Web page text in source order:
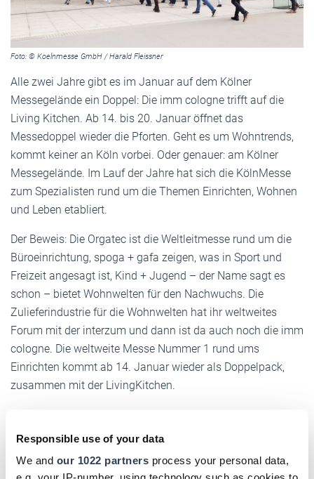
Responsible use of your data
We and our 1022 partners process your personal data,
Foto: © Koelnmesse GmbH / Harald Fleissner
Alle zwei Jahre gibt es im Januar auf dem Kölner
Messegelände ein Doppel: Die imm cologne trifft auf die
Living Kitchen. Ab 14. bis 20. Januar öffnet das
Messedoppel wieder die Pforten. Geht es um Wohntrends,
kommt keiner an Köln vorbei. Oder genauer: am Kölner
Messegelände. Im Lauf der Jahre hat sich die KölnMesse
zum Spezialisten rund um die Themen Einrichten, Wohnen
und Leben etabliert.
Der Beweis: Die Orgatec ist die Weltleitmesse rund um die
Büroeinrichtung, spoga + gafa zeigen, was in Sport und
Freizeit angesagt ist, Kind + Jugend – der Name sagt es
schon – bietet Wohnwelten für den Nachwuchs. Die
Zulieferindustrie für die Wohnwelten hat ihr weltweites
Forum mit der interzum und dann ist da auch noch die imm
cologne. Die weltweite Messe Nummer 1 rund ums
Einrichten kommt ab 14. Januar wieder als Doppelpack,
zusammen mit der LivingKitchen.
an Wohntrends interessierten Privathaushalten an den
sich viel Zeit nehmen: Rund 1.200 Aussteller aus 50